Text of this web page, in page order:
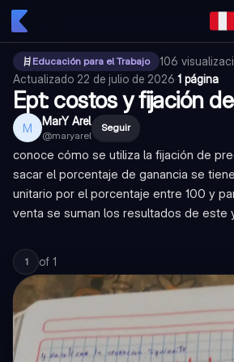
Educación para el Trabajo 106
Actualizado 22 de julio de 2026·1 página
Ept: costos y fijación
M MarY Arel
@maryarel
Seguir
conoce cómo se utiliza la fijación de
sacar el porcentaje de ganancia se
unitario por el porcentaje entre 100 y
venta se suman los resultados de este
1 of 1